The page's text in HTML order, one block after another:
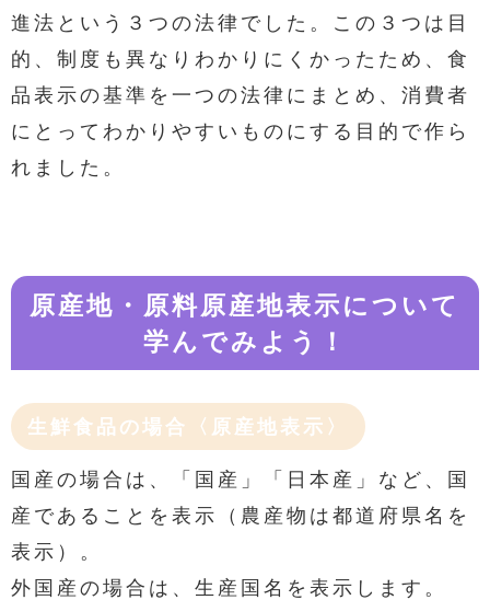
進法という３つの法律でした。この３つは目
的、制度も異なりわかりにくかったため、食
品表示の基準を一つの法律にまとめ、消費者
にとってわかりやすいものにする目的で作ら
れました。
原産地・原料原産地表示について
学んでみよう！
生鮮食品の場合〈原産地表示〉
国産の場合は、「国産」「日本産」など、国
産であることを表示（農産物は都道府県名を
表示）。
外国産の場合は、生産国名を表示します。